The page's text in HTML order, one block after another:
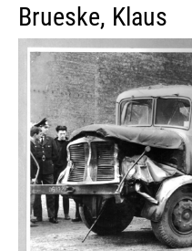
Brueske, Klaus